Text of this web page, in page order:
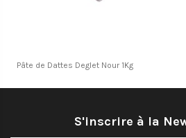
Pâte de Dattes Deglet Nour 1Kg
S'inscrire à la